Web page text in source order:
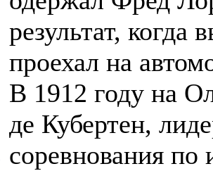
результат,
проехал на
В 1912 году на
де Кубертен,
соревнования